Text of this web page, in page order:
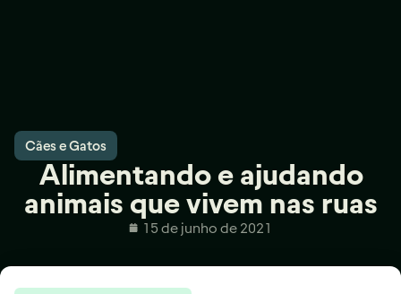
Cães e Gatos
Alimentando e ajudando
animais que vivem nas ruas
15 de junho de 2021